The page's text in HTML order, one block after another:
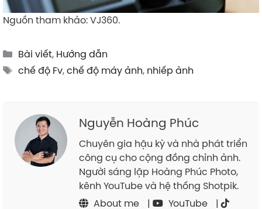
Nguồn tham khảo: VJ360.
Categories
Bài viết, Hướng dẫn
Tags
chế độ Fv,chế độ máy ảnh, nhiếp ảnh
Nguyễn Hoàng Phúc
Chuyên gia hậu kỳ và nhà phát triển
công cụ cho cộng đồng chỉnh ảnh.
Người sáng lập Hoàng Phúc Photo,
kênh YouTube và hệ thống Shotpik.
About me
| YouTube |